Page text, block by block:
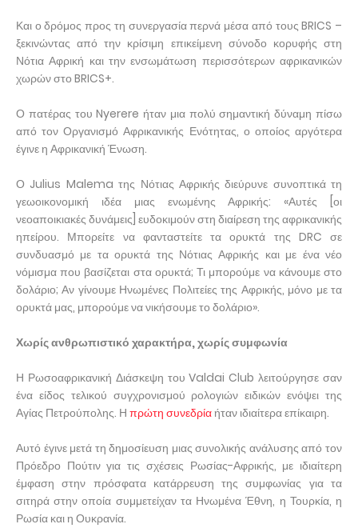
Και ο δρόμος προς τη συνεργασία περνά μέσα από τους BRICS –
ξεκινώντας από την κρίσιμη επικείμενη σύνοδο κορυφής στη
Νότια Αφρική και την ενσωμάτωση περισσότερων αφρικανικών
χωρών στο BRICS+.
Ο πατέρας του Nyerere ήταν μια πολύ σημαντική δύναμη πίσω
από τον Οργανισμό Αφρικανικής Ενότητας, ο οποίος αργότερα
έγινε η Αφρικανική Ένωση.
Ο Julius Malema της Νότιας Αφρικής διεύρυνε συνοπτικά τη
γεωοικονομική ιδέα μιας ενωμένης Αφρικής: «Αυτές [οι
νεοαποικιακές δυνάμεις] ευδοκιμούν στη διαίρεση της αφρικανικής
ηπείρου. Μπορείτε να φανταστείτε τα ορυκτά της DRC σε
συνδυασμό με τα ορυκτά της Νότιας Αφρικής και με ένα νέο
νόμισμα που βασίζεται στα ορυκτά; Τι μπορούμε να κάνουμε στο
δολάριο; Αν γίνουμε Ηνωμένες Πολιτείες της Αφρικής, μόνο με τα
ορυκτά μας, μπορούμε να νικήσουμε το δολάριο».
Χωρίς ανθρωπιστικό χαρακτήρα, χωρίς συμφωνία
Η Ρωσοαφρικανική Διάσκεψη του Valdai Club λειτούργησε σαν
ένα είδος τελικού συγχρονισμού ρολογιών ειδικών ενόψει της
Αγίας Πετρούπολης. Η πρώτη συνεδρίαήταν ιδιαίτερα επίκαιρη.
Αυτό έγινε μετά τη δημοσίευση μιας συνολικής ανάλυσης από τον
Πρόεδρο Πούτιν για τις σχέσεις Ρωσίας-Αφρικής, με ιδιαίτερη
έμφαση στην πρόσφατα κατάρρευση της συμφωνίας για τα
σιτηρά στην οποία συμμετείχαν τα Ηνωμένα Έθνη, η Τουρκία, η
Ρωσία και η Ουκρανία.